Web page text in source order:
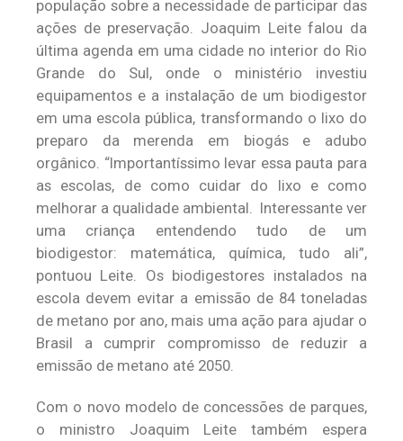
população sobre a necessidade de participar das
ações de preservação. Joaquim Leite falou da
última agenda em uma cidade no interior do Rio
Grande do Sul, onde o ministério investiu
equipamentos e a instalação de um biodigestor
em uma escola pública, transformando o lixo do
preparo da merenda em biogás e adubo
orgânico. “Importantíssimo levar essa pauta para
as escolas, de como cuidar do lixo e como
melhorar a qualidade ambiental. Interessante ver
uma criança entendendo tudo de um
biodigestor: matemática, química, tudo ali”,
pontuou Leite. Os biodigestores instalados na
escola devem evitar a emissão de 84 toneladas
de metano por ano, mais uma ação para ajudar o
Brasil a cumprir compromisso de reduzir a
emissão de metano até 2050.
Com o novo modelo de concessões de parques,
o ministro Joaquim Leite também espera